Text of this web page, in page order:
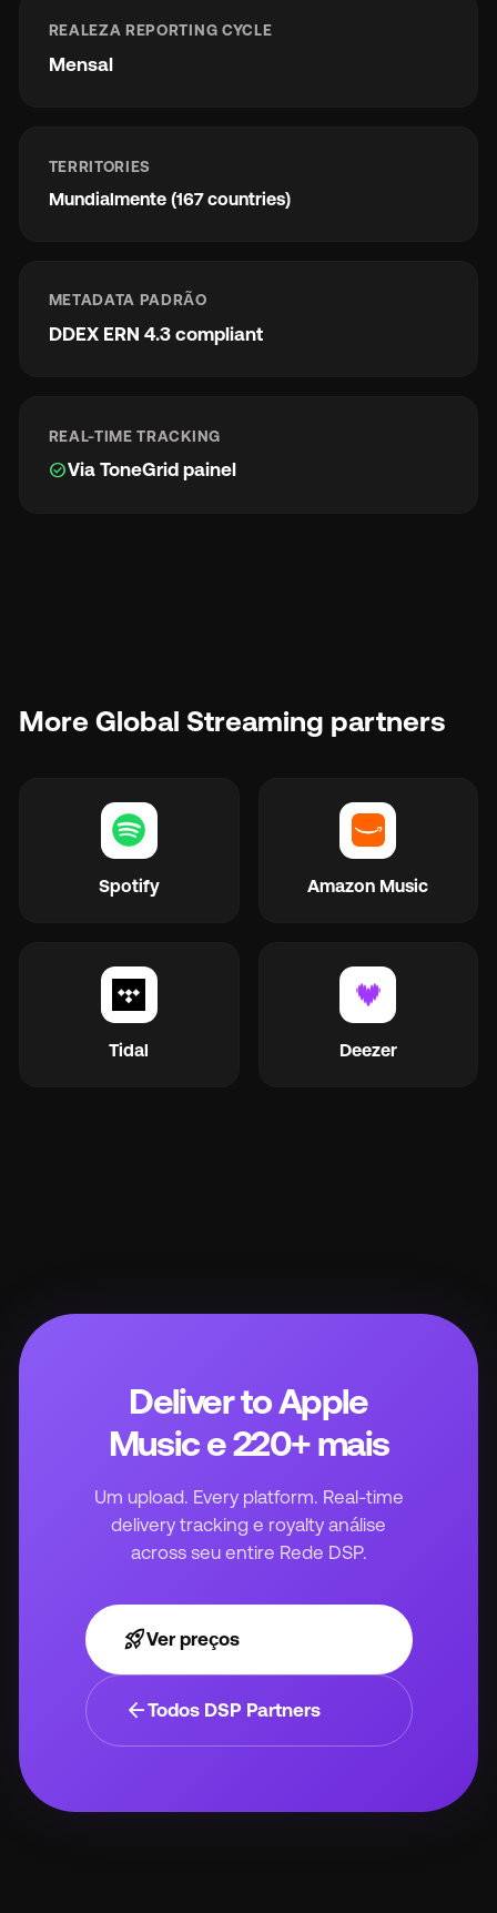
REALEZA REPORTING CYCLE
Mensal
TERRITORIES
Mundialmente (167 countries)
METADATA PADRÃO
DDEX ERN 4.3 compliant
REAL-TIME TRACKING
check_circleVia ToneGrid painel
More Global Streaming partners
Spotify Amazon Music
Tidal Deezer
Deliver to Apple
Music e 220+ mais
Um upload. Every platform. Real-time
delivery tracking e royalty análise
across seu entire Rede DSP.
rocket_launchVer preços
arrow_backTodos DSP Partners